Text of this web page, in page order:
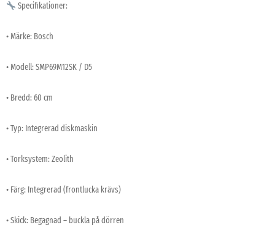
Specifikationer:
• Märke: Bosch
• Modell: SMP69M12SK / D5
• Bredd: 60 cm
• Typ: Integrerad diskmaskin
• Torksystem: Zeolith
• Färg: Integrerad (frontlucka krävs)
• Skick: Begagnad – buckla på dörren